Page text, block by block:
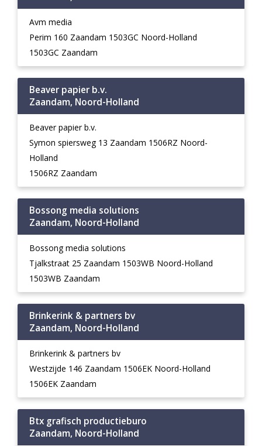
Avm media
Perim 160 Zaandam 1503GC Noord-Holland
1503GC Zaandam
Beaver papier b.v.
Zaandam, Noord-Holland
Beaver papier b.v.
Symon spiersweg 13 Zaandam 1506RZ Noord-
Holland
1506RZ Zaandam
Bossong media solutions
Zaandam, Noord-Holland
Bossong media solutions
Tjalkstraat 25 Zaandam 1503WB Noord-Holland
1503WB Zaandam
Brinkerink & partners bv
Zaandam, Noord-Holland
Brinkerink & partners bv
Westzijde 146 Zaandam 1506EK Noord-Holland
1506EK Zaandam
Btx grafisch productieburo
Zaandam, Noord-Holland